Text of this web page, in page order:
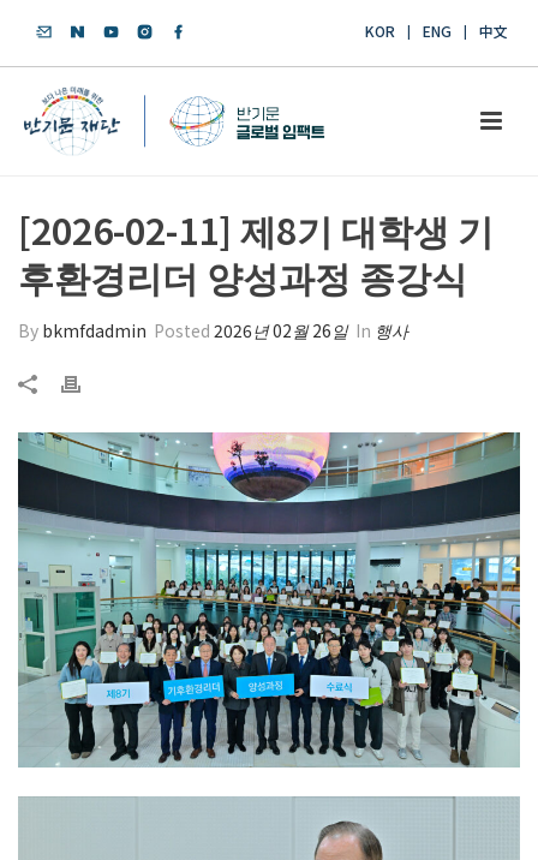
KOR ENG 中文
[2026-02-11] 제8기 대학생 기
후환경리더 양성과정 종강식
By bkmfdadmin Posted 2026년 02월 26일 In 행사